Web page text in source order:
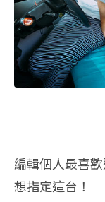
編輯個人最喜
想指定這台！